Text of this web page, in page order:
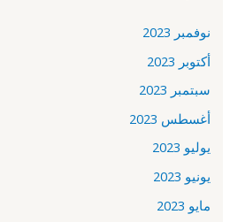
نوفمبر 2023
أكتوبر 2023
سبتمبر 2023
أغسطس 2023
يوليو 2023
يونيو 2023
مايو 2023